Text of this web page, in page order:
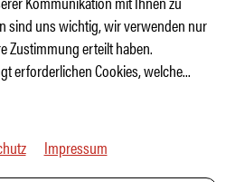
45 45
Uhr
sind uns wichtig, wir verwenden nur
Zustimmung erteilt haben.
erforderlichen Cookies, welche...
Impressum